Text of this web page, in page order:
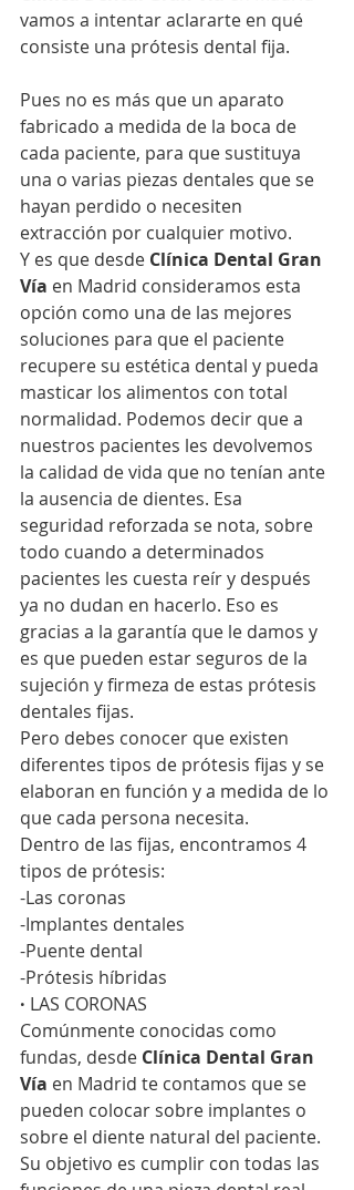
vamos a intentar aclararte en qué
consiste una prótesis dental fija.
Pues no es más que un aparato
fabricado a medida de la boca de
cada paciente, para que sustituya
una o varias piezas dentales que se
hayan perdido o necesiten
extracción por cualquier motivo.
Y es que desde Clínica Dental Gran
Vía en Madrid consideramos esta
opción como una de las mejores
soluciones para que el paciente
recupere su estética dental y pueda
masticar los alimentos con total
normalidad. Podemos decir que a
nuestros pacientes les devolvemos
la calidad de vida que no tenían ante
la ausencia de dientes. Esa
seguridad reforzada se nota, sobre
todo cuando a determinados
pacientes les cuesta reír y después
ya no dudan en hacerlo. Eso es
gracias a la garantía que le damos y
es que pueden estar seguros de la
sujeción y firmeza de estas prótesis
dentales fijas.
Pero debes conocer que existen
diferentes tipos de prótesis fijas y se
elaboran en función y a medida de lo
que cada persona necesita.
Dentro de las fijas, encontramos 4
tipos de prótesis:
-Las coronas
-Implantes dentales
-Puente dental
-Prótesis híbridas
· LAS CORONAS
Comúnmente conocidas como
fundas, desde Clínica Dental Gran
Vía en Madrid te contamos que se
pueden colocar sobre implantes o
sobre el diente natural del paciente.
Su objetivo es cumplir con todas las